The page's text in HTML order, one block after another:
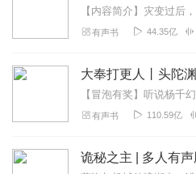
有声书 44.35亿
有声书 110.59亿